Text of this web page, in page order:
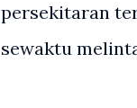
persekitaran
sewaktu